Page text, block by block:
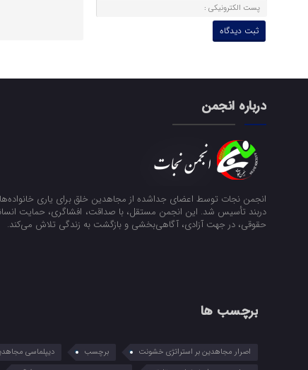
درباره انجمن
انجمن نجات توسط اعضای جداشده از مجاهدین خلق برای یاری خانواده‌ها
دربند تأسیس شد. این انجمن مستقل، با صداقت، افشاگری، حمایت
حقوقی، در جهت آزادی، آگاهی‌بخشی و بازگشت به زندگی تلاش می‌کند.
برچسب ها
اصرار مجاهدین بر استراتژی خشونت برچسب دیپلماسی